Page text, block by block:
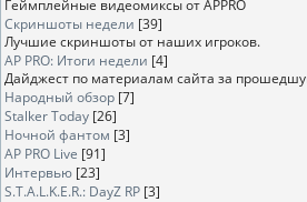
Геймплейные видеомиксы от APPRO
Скриншоты недели [39]
Лучшие скриншоты от наших игроков.
AP PRO: Итоги недели [4]
Дайджест по материалам сайта за
Народный обзор [7]
Stalker Today [26]
Ночной фантом [3]
AP PRO Live [91]
Интервью [23]
S.T.A.L.K.E.R.: DayZ RP [3]